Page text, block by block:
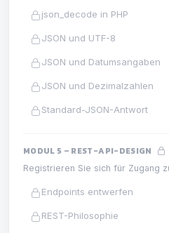
json_decode in PHP
JSON und UTF-8
JSON und Datumsangaben
JSON und Dezimalzahlen
Standard-JSON-Antwort
MODUL 5 – REST-API-DESIGN
Registrieren Sie sich für Zugang
Endpoints entwerfen
REST-Philosophie